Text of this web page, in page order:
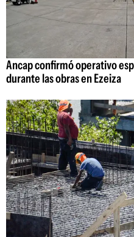
Ancap confirmó operativo
durante las obras en Ezeiza